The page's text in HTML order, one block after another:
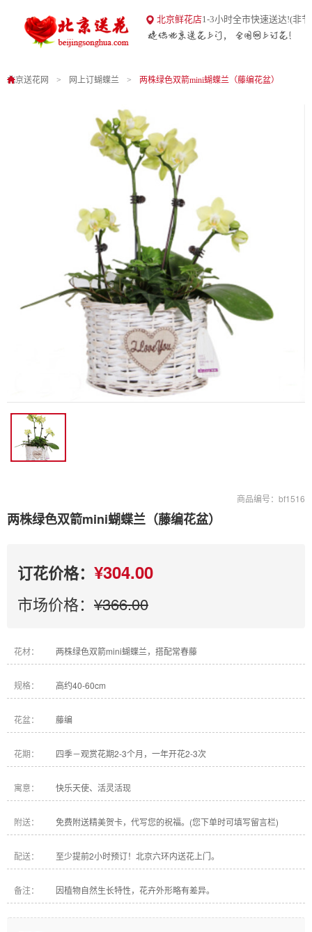
北京送花网
北京鲜花店1-3小时全市快速送达!(非
北京送花网 网上订蝴蝶兰 两株绿色双箭mini蝴蝶兰（藤编花盆）
商品编号：bf1516
两株绿色双箭mini蝴蝶兰（藤编花盆）
订花价格： ¥304.00
市场价格： ¥366.00
花材： 两株绿色双箭mini蝴蝶兰，搭配常春藤
规格： 高约40-60cm
花盆： 藤编
花期： 四季－观赏花期2-3个月，一年开花2-3次
寓意： 快乐天使、活灵活现
附送： 免费附送精美贺卡，代写您的祝福。(您下单时可填写留言栏)
配送： 至少提前2小时预订！北京六环内送花上门。
备注： 因植物自然生长特性，花卉外形略有差异。